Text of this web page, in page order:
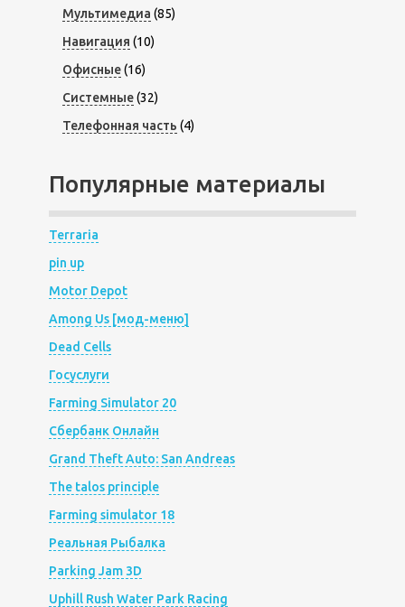
Мультимедиа (85)
Навигация (10)
Офисные(16)
Системные(32)
Телефонная часть (4)
Популярные материалы
Terraria
pin up
Motor Depot
Among Us [мод-меню]
Dead Cells
Госуслуги
Farming Simulator 20
Сбербанк Онлайн
Grand Theft Auto: San Andreas
The talos principle
Farming simulator 18
Реальная Рыбалка
Parking Jam 3D
Uphill Rush Water Park Racing